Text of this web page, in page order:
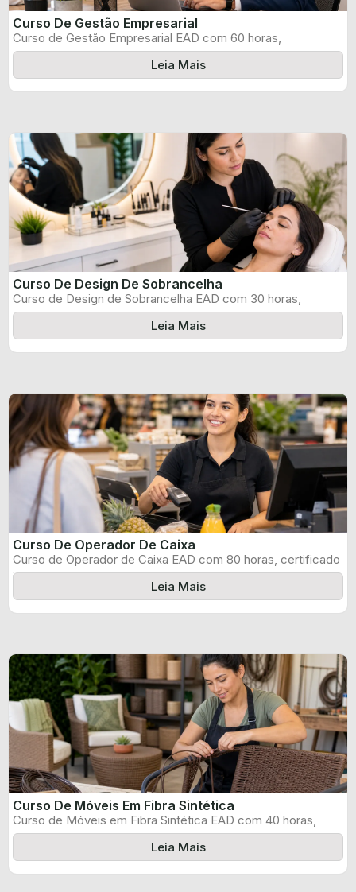
Curso De Gestão Empresarial
Curso de Gestão Empresarial EAD com 60 horas,
certificado informado pelo produtor e ...
Leia Mais
Curso De Design De Sobrancelha
Curso de Design de Sobrancelha EAD com 30 horas,
certificado informado pelo produtor ...
Leia Mais
Curso De Operador De Caixa
Curso de Operador de Caixa EAD com 80 horas, certificado
informado pelo produtor ...
Leia Mais
Curso De Móveis Em Fibra Sintética
Curso de Móveis em Fibra Sintética EAD com 40 horas,
certificado informado pelo ...
Leia Mais